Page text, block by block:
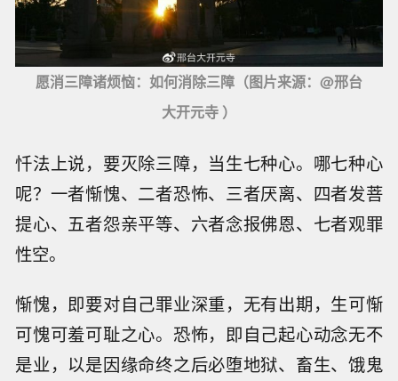
愿消三障诸烦恼：如何消除三障（图片来源：@邢台
大开元寺 ）
忏法上说，要灭除三障，当生七种心。哪七种心
呢？一者惭愧、二者恐怖、三者厌离、四者发菩
提心、五者怨亲平等、六者念报佛恩、七者观罪
性空。
惭愧，即要对自己罪业深重，无有出期，生可惭
可愧可羞可耻之心。恐怖，即自己起心动念无不
是业，以是因缘命终之后必堕地狱、畜生、饿鬼